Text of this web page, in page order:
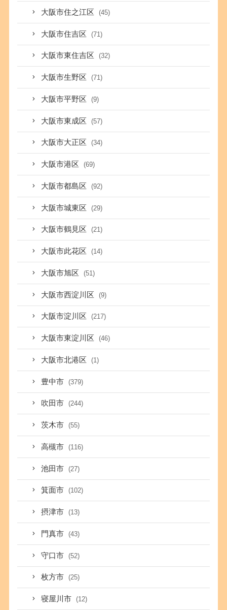
大阪市住之江区 (45)
大阪市住吉区 (71)
大阪市東住吉区 (32)
大阪市生野区 (71)
大阪市平野区 (9)
大阪市東成区 (57)
大阪市大正区 (34)
大阪市港区 (69)
大阪市都島区 (92)
大阪市城東区 (29)
大阪市鶴見区 (21)
大阪市此花区 (14)
大阪市旭区 (51)
大阪市西淀川区 (9)
大阪市淀川区 (217)
大阪市東淀川区 (46)
大阪市北港区 (1)
豊中市 (379)
吹田市 (244)
茨木市 (55)
高槻市 (116)
池田市 (27)
箕面市 (102)
摂津市 (13)
門真市 (43)
守口市 (52)
枚方市 (25)
寝屋川市 (12)